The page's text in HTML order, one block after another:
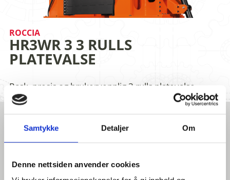
Samtykke Detaljer Om
Denne nettsiden anvender cookies
ROCCIA
HR3WR 3 3 RULLS
PLATEVALSE
Rask, presis og brukervennlig 3 rulls platevalse
ROCCIA HR3WR 3 RULLS
PLATEVALSE